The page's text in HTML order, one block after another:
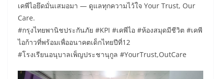
เคพีไอยึดมั่นเสมอมา — ดูแลทุกความไว้ใจ Your Trust, Our
Care.
#กรุงไทยพานิชประกันภัย #KPI #เคพีไอ #ห้องสมุดมีชีวิต #เคพี
ไอก้าวที่พร้อมเพื่ออนาคตเด็กไทยปีที่12
#โรงเรียนอนุบาลเพ็ญประชานุกูล #YourTrust,OutCare